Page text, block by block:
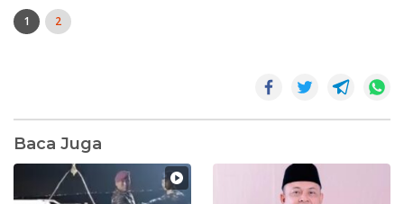
1 2
Baca Juga